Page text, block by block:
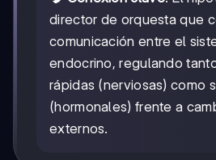
director de orquesta que
comunicación entre el
endocrino, regulando
rápidas (nerviosas) como
(hormonales) frente a
externos.